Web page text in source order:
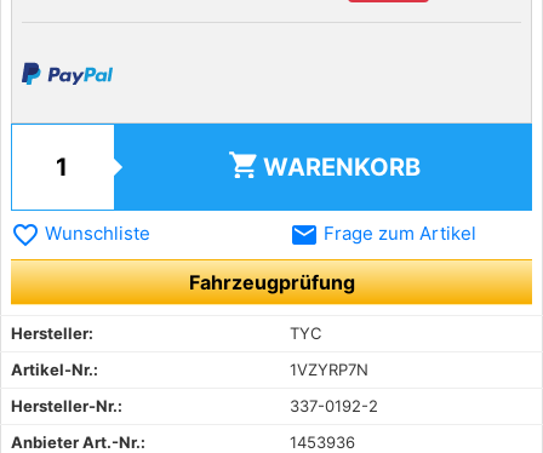
shopping_cart WARENKORB
favorite_border Wunschliste email Frage zum Artikel
Fahrzeugprüfung
Hersteller:
TYC
Artikel-Nr.:
1VZYRP7N
Hersteller-Nr.:
337-0192-2
Anbieter Art.-Nr.:
1453936